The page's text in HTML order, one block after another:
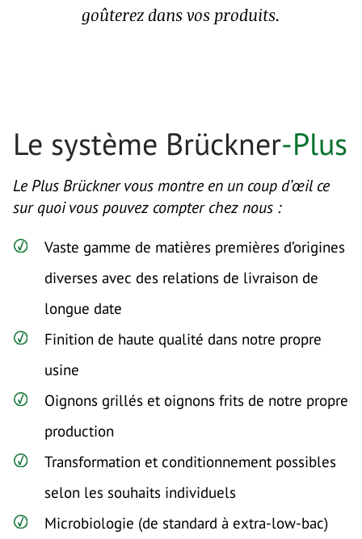
goûterez dans vos produits.
Le système Brückner-Plus
Le Plus Brückner vous montre en un coup d’œil ce
sur quoi vous pouvez compter chez nous :
Vaste gamme de matières premières d’origines
diverses avec des relations de livraison de
longue date
Finition de haute qualité dans notre propre
usine
Oignons grillés et oignons frits de notre propre
production
Transformation et conditionnement possibles
selon les souhaits individuels
Microbiologie (de standard à extra-low-bac)